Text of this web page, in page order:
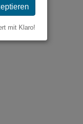
mit Klaro!